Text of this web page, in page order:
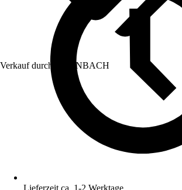
Verkauf durch: HORNBACH
Lieferzeit ca. 1-2 Werktage